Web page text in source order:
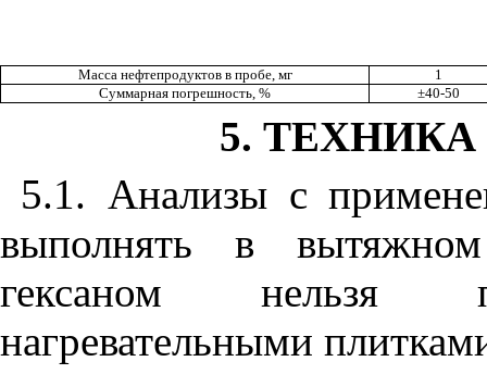
Масса нефтепродуктов в пробе, мг
1
Суммарная погрешность, %
±40-50
5.
5.1. Анализы с
выполнять в
гексаном нельзя
нагревательными